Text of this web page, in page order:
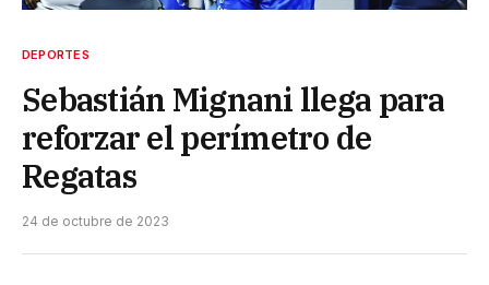
DEPORTES
Sebastián Mignani llega para
reforzar el perímetro de
Regatas
24 de octubre de 2023